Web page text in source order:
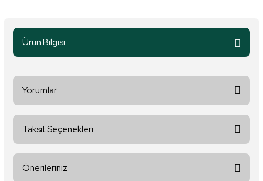
Ürün Bilgisi
Yorumlar
Taksit Seçenekleri
Önerileriniz